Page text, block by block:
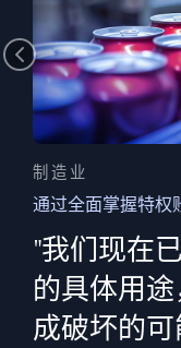
制造业
通过全面掌握特权
"我们现在
的具体用
成破坏的